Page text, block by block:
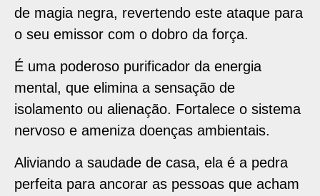
de magia negra, revertendo este ataque para
o seu emissor com o dobro da força.
É uma poderoso purificador da energia
mental, que elimina a sensação de
isolamento ou alienação. Fortalece o sistema
nervoso e ameniza doenças ambientais.
Aliviando a saudade de casa, ela é a pedra
perfeita para ancorar as pessoas que acham